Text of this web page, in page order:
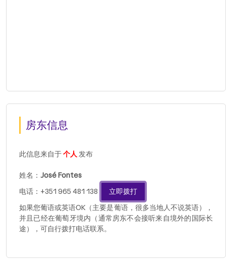
房东信息
此信息来自于个人 发布
姓名： José Fontes
电话：+351 965 481 138
立即拨打
如果您葡语或英语OK（主要是葡语，很多当地人不说英语），
并且已经在葡萄牙境内（通常房东不会接听来自境外的国际长
途），可自行拨打电话联系。